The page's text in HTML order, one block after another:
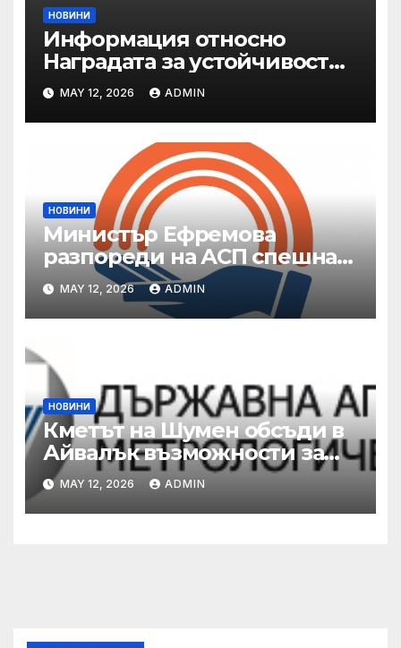
НОВИНИ
Информация относно
Наградата за устойчивост
на ОАЕ „Зайед“
MAY 12, 2026 ADMIN
НОВИНИ
Министър Ефремова
разпореди на АСП спешна
готовност за оказване на
подкрепа на пострадали от
валежи и градушки
MAY 12, 2026 ADMIN
НОВИНИ
Кметът на Шумен обсъди в
Айвалък възможности за
сътрудничество с турската
община
MAY 12, 2026 ADMIN